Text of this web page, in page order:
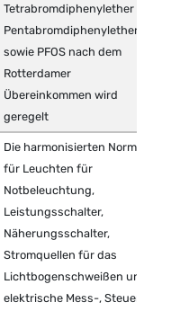
Tetrabromdiphenylether –
Pentabromdiphenylether
sowie PFOS nach dem
Rotterdamer
Übereinkommen wird
geregelt
Die harmonisierten Normen
für Leuchten für
Notbeleuchtung,
Leistungsschalter,
Näherungsschalter,
Stromquellen für das
Lichtbogenschweißen und
elektrische Mess-, Steuer-,